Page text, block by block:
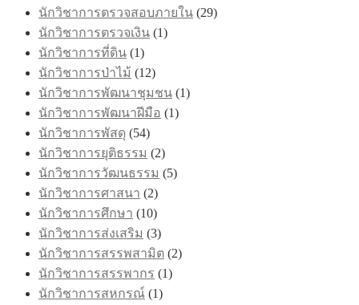
นักวิชาการตรวจสอบภายใน (29)
นักวิชาการตรวจเงิน (1)
นักวิชาการที่ดิน (1)
นักวิชาการป่าไม้ (12)
นักวิชาการพัฒนาชุมชน (1)
นักวิชาการพัฒนาฝีมือ (1)
นักวิชาการพัสดุ (54)
นักวิชาการยุติธรรม (2)
นักวิชาการวัฒนธรรม (5)
นักวิชาการศาสนา (2)
นักวิชาการศึกษา (10)
นักวิชาการส่งเสริม (3)
นักวิชาการสรรพสามิต (2)
นักวิชาการสรรพากร (1)
นักวิชาการสหกรณ์ (1)